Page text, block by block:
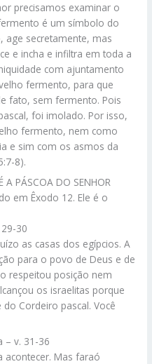
precisamos examinar o
é um símbolo do
age secretamente, mas
e incha e infiltra em toda a
com ajuntamento
fermento, para que
fato, sem fermento. Pois
foi imolado. Por isso,
fermento, nem como
e sim com os asmos da
8).
A PÁSCOA DO SENHOR
em Êxodo 12. Ele é o
30
as casas dos egípcios. A
para o povo de Deus e de
respeitou posição nem
os israelitas porque
Cordeiro pascal. Você
– v. 31-36
acontecer. Mas faraó